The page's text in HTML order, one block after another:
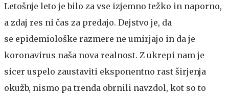
Letošnje leto je bilo za vse izjemno težko in naporno,
a zdaj res ni čas za predajo. Dejstvo je, da
se epidemiološke razmere ne umirjajo in da je
koronavirus naša nova realnost. Z ukrepi nam je
sicer uspelo zaustaviti eksponentno rast širjenja
okužb, nismo pa trenda obrnili navzdol, kot so to